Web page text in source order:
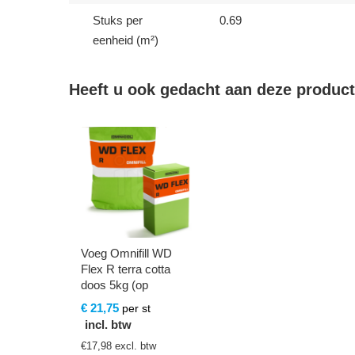
Stuks per
eenheid (m²)
0.69
Heeft u ook gedacht aan deze
Voeg Omnifill WD
Flex R terra cotta
doos 5kg (op
bestelling)
€ 21,75 per st
incl. btw
€17,98 excl. btw